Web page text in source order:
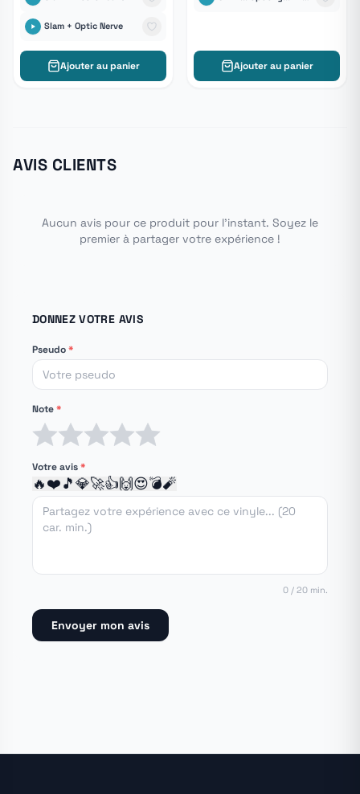
Slam + Optic Nerve
Ajouter au panier Ajouter au panier
AVIS CLIENTS
Aucun avis pour ce produit pour l'instant. Soyez le
premier à partager votre expérience !
DONNEZ VOTRE AVIS
Pseudo*
Note*
Votre avis*
🔥❤️🎵💎🚀👍🙌😍💣🧨
0 / 20 min.
Envoyer mon avis